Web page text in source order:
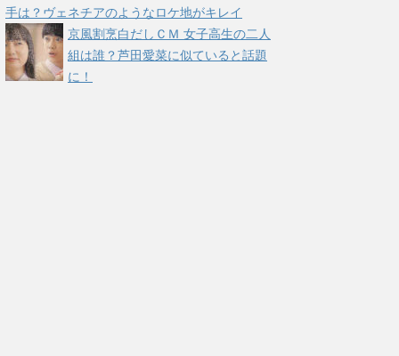
手は？ヴェネチアのようなロケ地がキレイ
京風割烹白だしＣＭ 女子高生の二人
組は誰？芦田愛菜に似ていると話題
に！